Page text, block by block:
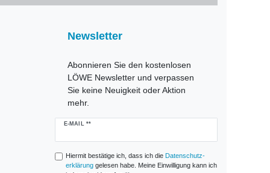
Newsletter
Abonnieren Sie den kostenlosen
LÖWE Newsletter und verpassen
Sie keine Neuigkeit oder Aktion
mehr.
E-MAIL **
Newsletter
Hiermit bestätige ich, dass ich die Daten­schutz­
erklärunggelesen habe. Meine Einwilligung kann ich